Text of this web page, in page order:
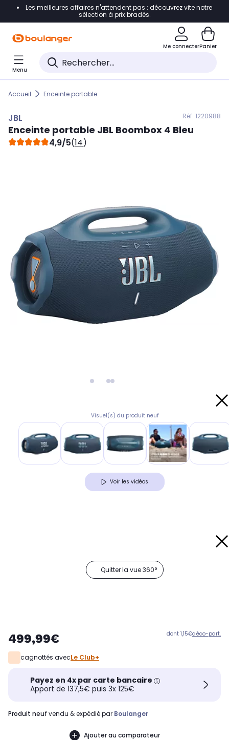
Accéder directement à la navigation
Accéder directement au pied de page
Accéder directement au chatbot
Les meilleures affaires n'attendent pas : découvrez vite notre
sélection à prix bradés.
Me connecterPanier
Menu
Accueil Enceinte portable
JBL Réf. 1220988
Enceinte portable JBL Boombox 4 Bleu
4,9/5(14)
Visuel(s) du produit neuf
Voir les vidéos
Quitter la vue 360°
499,99€ dont 1,15€d'éco-part.
cagnottés avecLe Club+
Payez en 4x par carte bancaire
Apport de 137,5€ puis 3x 125€
produit neuf vendu & expédié par Boulanger
Ajouter au comparateur